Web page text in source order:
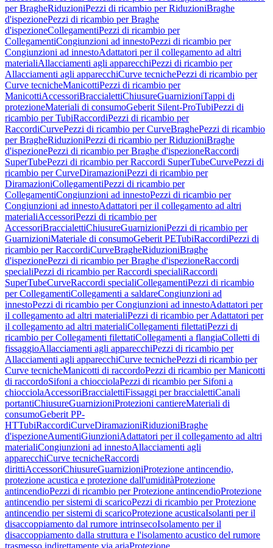
per BragheRiduzioniPezzi di ricambio per RiduzioniBraghe
d'ispezionePezzi di ricambio per Braghe
d'ispezioneCollegamentiPezzi di ricambio per
CollegamentiCongiunzioni ad innestoPezzi di ricambio per
Congiunzioni ad innestoAdattatori per il collegamento ad altri
materialiAllacciamenti agli apparecchiPezzi di ricambio per
Allacciamenti agli apparecchiCurve tecnichePezzi di ricambio per
Curve tecnicheManicottiPezzi di ricambio per
ManicottiAccessoriBraccialettiChiusureGuarnizioniTappi di
protezioneMateriali di consumoGeberit Silent-ProTubiPezzi di
ricambio per TubiRaccordiPezzi di ricambio per
RaccordiCurvePezzi di ricambio per CurveBraghePezzi di ricambio
per BragheRiduzioniPezzi di ricambio per RiduzioniBraghe
d'ispezionePezzi di ricambio per Braghe d'ispezioneRaccordi
SuperTubePezzi di ricambio per Raccordi SuperTubeCurvePezzi di
ricambio per CurveDiramazioniPezzi di ricambio per
DiramazioniCollegamentiPezzi di ricambio per
CollegamentiCongiunzioni ad innestoPezzi di ricambio per
Congiunzioni ad innestoAdattatori per il collegamento ad altri
materialiAccessoriPezzi di ricambio per
AccessoriBraccialettiChiusureGuarnizioniPezzi di ricambio per
GuarnizioniMateriale di consumoGeberit PETubiRaccordiPezzi di
ricambio per RaccordiCurveBragheRiduzioniBraghe
d'ispezionePezzi di ricambio per Braghe d'ispezioneRaccordi
specialiPezzi di ricambio per Raccordi specialiRaccordi
SuperTubeCurveRaccordi specialiCollegamentiPezzi di ricambio
per CollegamentiCollegamenti a saldareCongiunzioni ad
innestoPezzi di ricambio per Congiunzioni ad innestoAdattatori per
il collegamento ad altri materialiPezzi di ricambio per Adattatori per
il collegamento ad altri materialiCollegamenti filettatiPezzi di
ricambio per Collegamenti filettatiCollegamenti a flangiaColletti di
fissaggioAllacciamenti agli apparecchiPezzi di ricambio per
Allacciamenti agli apparecchiCurve tecnichePezzi di ricambio per
Curve tecnicheManicotti di raccordoPezzi di ricambio per Manicotti
di raccordoSifoni a chiocciolaPezzi di ricambio per Sifoni a
chiocciolaAccessoriBraccialettiFissaggi per braccialettiCanali
portantiChiusureGuarnizioniProtezioni cantiereMateriali di
consumoGeberit PP-
HTTubiRaccordiCurveDiramazioniRiduzioniBraghe
d'ispezioneAumentiGiunzioniAdattatori per il collegamento ad altri
materialiCongiunzioni ad innestoAllacciamenti agli
apparecchiCurve tecnicheRaccordi
dirittiAccessoriChiusureGuarnizioniProtezione antincendio,
protezione acustica e protezione dall'umiditàProtezione
antincendioPezzi di ricambio per Protezione antincendioProtezione
antincendio per sistemi di scaricoPezzi di ricambio per Protezione
antincendio per sistemi di scaricoProtezione acusticaIsolanti per il
disaccoppiamento dal rumore intrinsecoIsolamento per il
disaccoppiamento dalla struttura e l'isolamento acustico del rumore
trasmesso indirettamente via ariaProtezione